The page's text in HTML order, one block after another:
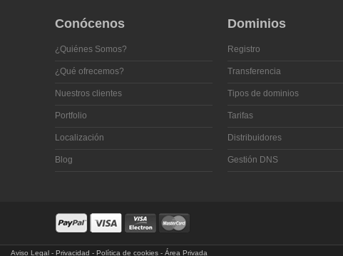
Conócenos
¿Quiénes Somos?
¿Qué ofrecemos?
Nuestros clientes
Portfolio
Localización
Blog
Dominios
Registro
Transferencia
Tipos de dominios
Tarifas
Distribuidores
Gestión DNS
Aviso Legal - Privacidad - Política de cookies - Área Privada